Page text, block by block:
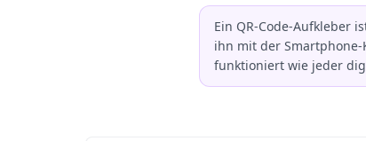
Ein QR-Code-Aufkleber
ihn mit der
funktioniert wie jeder